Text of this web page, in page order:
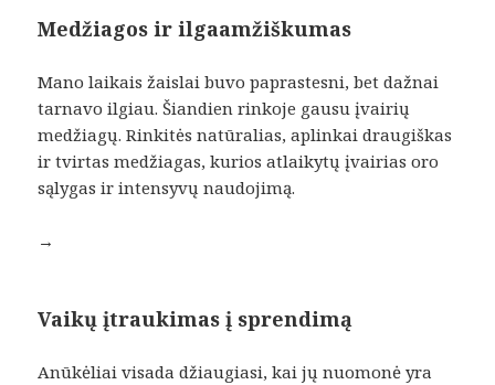
Medžiagos ir ilgaamžiškumas
Mano laikais žaislai buvo paprastesni, bet dažnai
tarnavo ilgiau. Šiandien rinkoje gausu įvairių
medžiagų. Rinkitės natūralias, aplinkai draugiškas
ir tvirtas medžiagas, kurios atlaikytų įvairias oro
sąlygas ir intensyvų naudojimą.
→
Vaikų įtraukimas į sprendimą
Anūkėliai visada džiaugiasi, kai jų nuomonė yra